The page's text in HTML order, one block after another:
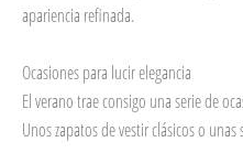
apariencia refinada.
Ocasiones para lucir elegancia
El verano trae consigo una serie de
Unos zapatos de vestir clásicos o